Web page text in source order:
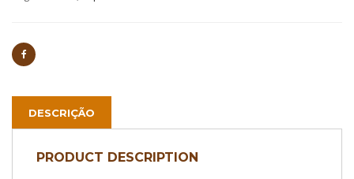
DESCRIÇÃO
PRODUCT DESCRIPTION